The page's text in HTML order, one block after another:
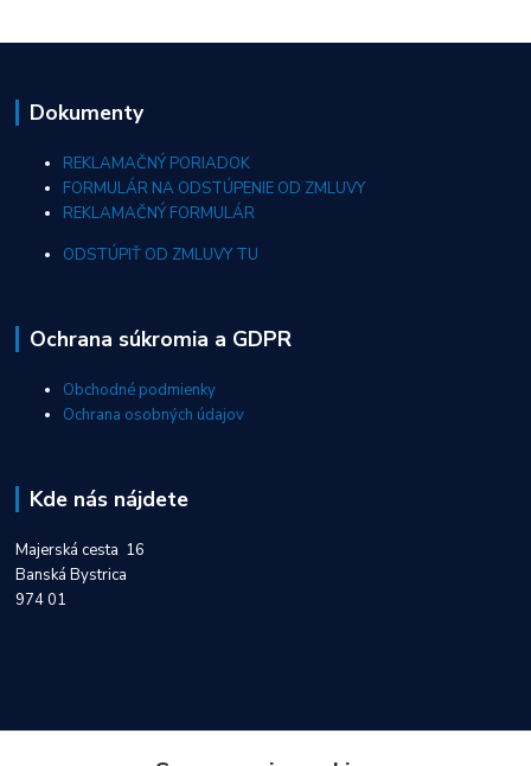
Dokumenty
REKLAMAČNÝ PORIADOK
FORMULÁR NA ODSTÚPENIE OD ZMLUVY
REKLAMAČNÝ FORMULÁR
ODSTÚPIŤ OD ZMLUVY TU
Ochrana súkromia a GDPR
Obchodné podmienky
Ochrana osobných údajov
Kde nás nájdete
Majerská cesta 16
Banská Bystrica
974 01